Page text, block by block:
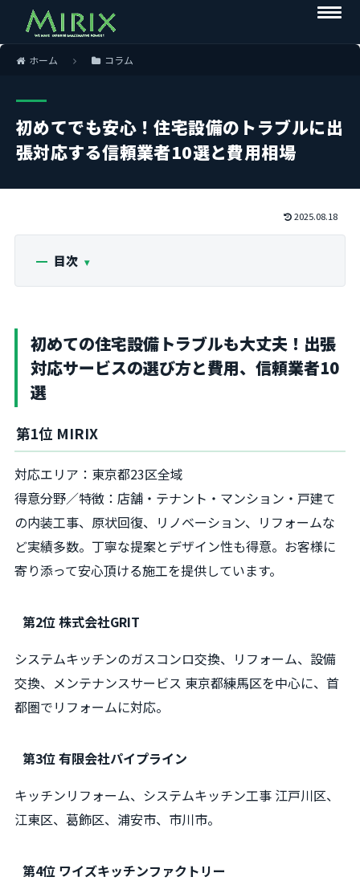
ホーム コラム
初めてでも安心！住宅設備のトラブルに出
張対応する信頼業者10選と費用相場
2025.08.18
目次
初めての住宅設備トラブルも大丈夫！出張
対応サービスの選び方と費用、信頼業者10
選
第1位 MIRIX
対応エリア：東京都23区全域
得意分野／特徴：店舗・テナント・マンション・戸建て
の内装工事、原状回復、リノベーション、リフォームな
ど実績多数。丁寧な提案とデザイン性も得意。お客様に
寄り添って安心頂ける施工を提供しています。
第2位 株式会社GRIT
システムキッチンのガスコンロ交換、リフォーム、設備
交換、メンテナンスサービス 東京都練馬区を中心に、首
都圏でリフォームに対応。
第3位 有限会社パイプライン
キッチンリフォーム、システムキッチン工事 江戸川区、
江東区、葛飾区、浦安市、市川市。
第4位 ワイズキッチンファクトリー